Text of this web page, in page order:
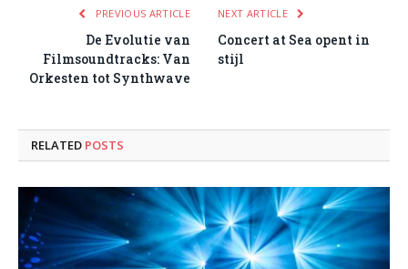
PREVIOUS ARTICLE
De Evolutie van
Filmsoundtracks: Van
Orkesten tot Synthwave
NEXT ARTICLE
Concert at Sea opent in
stijl
RELATED POSTS